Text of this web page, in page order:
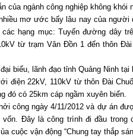
của ngành công nghiệp không khói
mơ ước bấy lâu nay của
hạng mục: Tuyến đường dây
từ trạm Vân Đồn 1 đến thôn
biểu, lãnh đạo tỉnh Quảng Ninh
điện 22kV, 110kV từ thôn Đài
đó có 25km cáp ngầm xuyên biển.
công ngày 4/11/2012 và dự án
Đây là công trình đi đầu
cuộc vận động “Chung tay thắp